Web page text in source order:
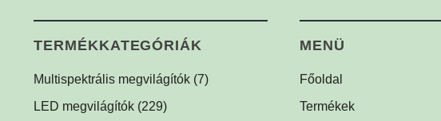
TERMÉKKATEGÓRIÁK
Multispektrális megvilágítók (7)
Multispektrális dóm megvilágítók
LED megvilágítók (229)
MENÜ
Főoldal
Termékek